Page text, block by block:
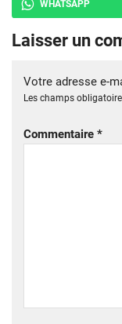
WHATSAPP
Laisser un
Votre adresse e-
Les champs
Commentaire *